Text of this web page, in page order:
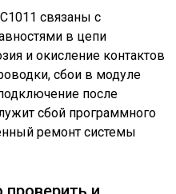
связаны с
в цепи
и окисление контактов
сбои в модуле
после
сбой программного
ремонт системы